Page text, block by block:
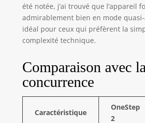
été notée, j’ai trouvé que l’appareil
admirablement bien en mode
idéal pour ceux qui préfèrent la
complexité technique.
Comparaison avec la
concurrence
Caractéristique
OneStep
2